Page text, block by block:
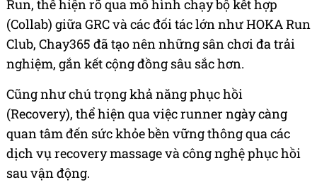
Run, thể hiện rõ qua mô hình chạy bộ kết hợp
(Collab) giữa GRC và các đối tác lớn như HOKA Run
Club, Chay365 đã tạo nên những sân chơi đa trải
nghiệm, gắn kết cộng đồng sâu sắc hơn.
Cũng như chú trọng khả năng phục hồi
(Recovery), thể hiện qua việc runner ngày càng
quan tâm đến sức khỏe bền vững thông qua các
dịch vụ recovery massage và công nghệ phục hồi
sau vận động.